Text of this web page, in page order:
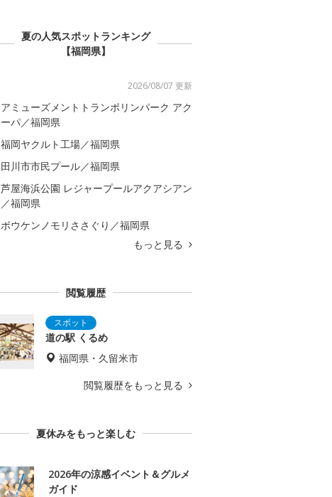
夏の人気スポットランキング
【福岡県】
2026/08/07 更新
アミューズメントトランポリンパーク アク
ーパ／福岡県
福岡ヤクルト工場／福岡県
田川市市民プール／福岡県
芦屋海浜公園 レジャープールアクアシアン
／福岡県
ボウケンノモリささぐり／福岡県
もっと見る
閲覧履歴
道の駅 くるめ
福岡県・久留米市
閲覧履歴をもっと見る
夏休みをもっと楽しむ
2026年の涼感イベント＆グルメ
ガイド